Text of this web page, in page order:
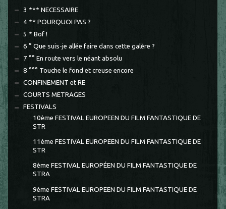
3 *** NECESSAIRE
4 ** POURQUOI PAS ?
5 * Bof !
6 ° Que suis-je allée faire dans cette galère ?
7 °° En route vers le néant absolu
8 °°° Touche le fond et creuse encore
CONFINEMENT et RE
COURTS METRAGES
FESTIVALS
10ème FESTIVAL EUROPEEN DU FILM FANTASTIQUE DE
STR
11ème FESTIVAL EUROPEEN DU FILM FANTASTIQUE DE
STR
8ème FESTIVAL EUROPÉEN DU FILM FANTASTIQUE DE
STRA
9ème FESTIVAL EUROPEEN DU FILM FANTASTIQUE DE
STRA